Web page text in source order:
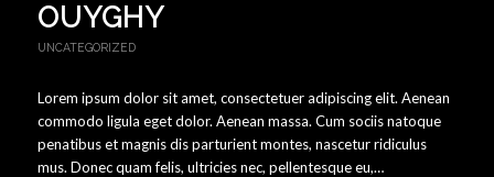
OUYGHY
UNCATEGORIZED
Lorem ipsum dolor sit amet, consectetuer adipiscing elit. Aenean
commodo ligula eget dolor. Aenean massa. Cum sociis natoque
penatibus et magnis dis parturient montes, nascetur ridiculus
mus. Donec quam felis, ultricies nec, pellentesque eu,…